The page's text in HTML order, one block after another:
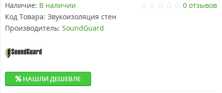
Наличие: В наличии
0 отзывов
Код Товара: Звукоизоляция стен
Производитель: SoundGuard
НАШЛИ ДЕШЕВЛЕ